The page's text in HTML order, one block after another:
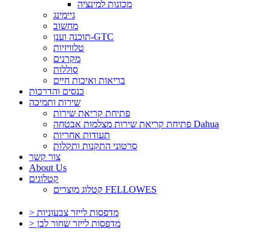
מכונות למינציה
גיימינג
מחשוב
תוכנה וענן-GTC
טלוויזיות
מקרנים
סוללות
בריאות ואיכות חיים
כנסים והדרכות
שירות ותמיכה
פתיחת קריאת שירות
פתיחת קריאת שירות מצלמות אבטחה Dahua
תעודות אחריות
סרטוני התקנות ותקלות
צור קשר
About Us
קטלוגים
קטלוג מוצרים FELLOWES
> מדפסות לייזר צבעוניות
> מדפסות לייזר שחור לבן